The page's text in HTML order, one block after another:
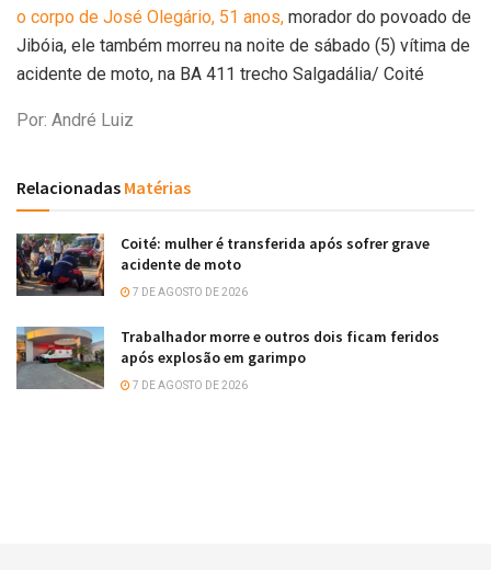
o corpo de José Olegário, 51 anos, morador do povoado de
Jibóia, ele também morreu na noite de sábado (5) vítima de
acidente de moto, na BA 411 trecho Salgadália/ Coité
Por: André Luiz
Relacionadas Matérias
Coité: mulher é transferida após sofrer grave
acidente de moto
7 DE AGOSTO DE 2026
Trabalhador morre e outros dois ficam feridos
após explosão em garimpo
7 DE AGOSTO DE 2026